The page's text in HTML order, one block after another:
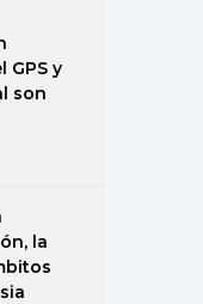
GPS y
son
la